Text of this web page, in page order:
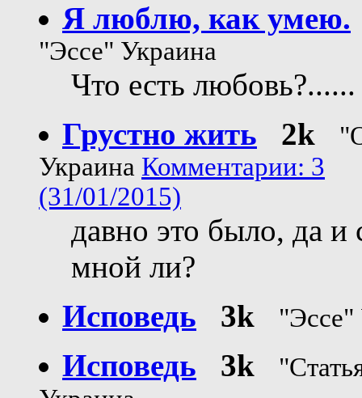
Я люблю, как умею.
"Эссе" Украина
Что есть любовь?......
Грустно жить
2k
Украина Комментарии: 3
(31/01/2015)
давно это было, да и
мной ли?
Исповедь
3k "Эссе"
Исповедь 3k